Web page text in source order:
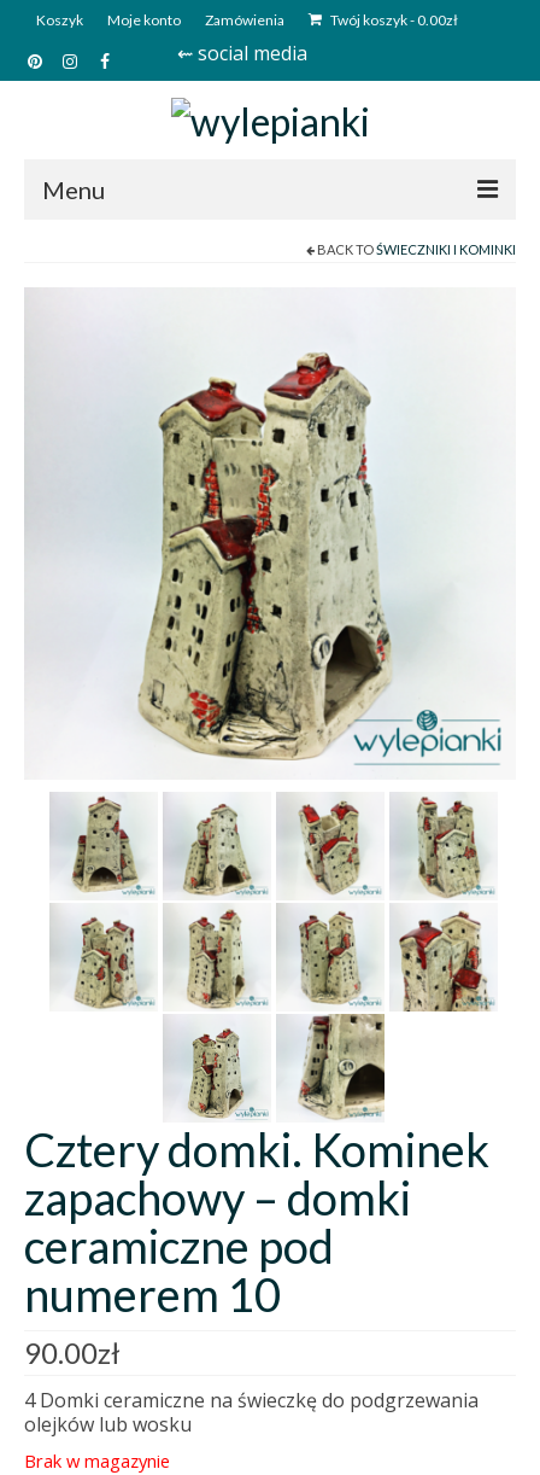
Koszyk Moje konto Zamówienia Twój koszyk-0.00zł
⇜ social media
Menu
BACK TOŚWIECZNIKI I KOMINKI
Cztery domki. Kominek
zapachowy – domki
ceramiczne pod
numerem 10
90.00zł
4 Domki ceramiczne na świeczkę do podgrzewania
olejków lub wosku
Brak w magazynie